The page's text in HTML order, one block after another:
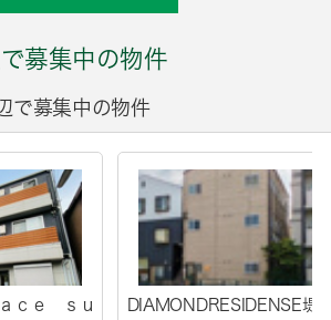
募集中の物件
で募集中の物件
ｃｅ ｓｕ
DIAMONDRESIDENSE堤